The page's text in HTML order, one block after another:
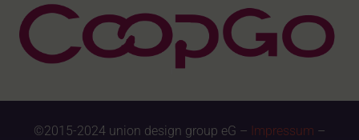
©2015-2024 union design group eG – Impressum –